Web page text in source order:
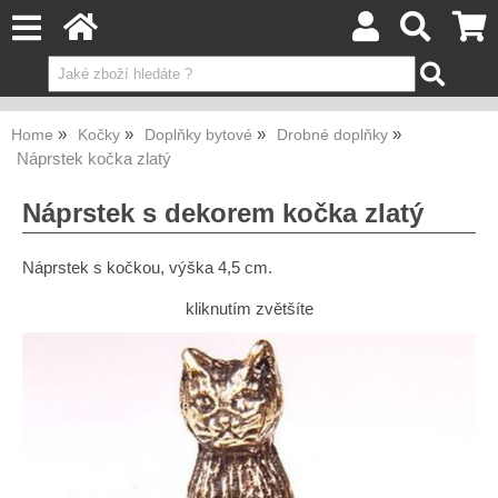
Home Kočky Doplňky bytové Drobné doplňky
Náprstek kočka zlatý
Náprstek s dekorem kočka zlatý
Náprstek s kočkou, výška 4,5 cm.
kliknutím zvětšíte